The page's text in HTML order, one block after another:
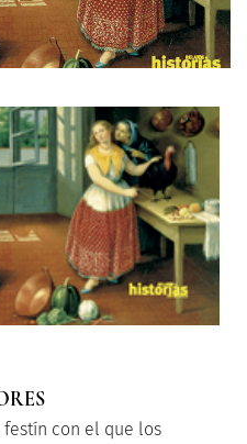
festín con el que los